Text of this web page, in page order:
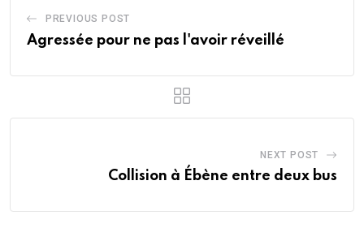
PREVIOUS POST
Agressée pour ne pas l'avoir réveillé
NEXT POST
Collision à Ébène entre deux bus